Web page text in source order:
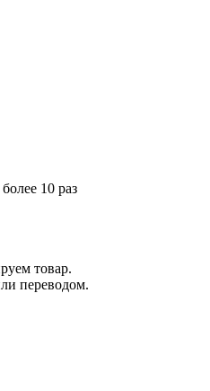
10 раз
товар.
переводом.